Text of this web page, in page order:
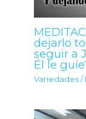
dejarlo
seguir a
Él le
Variedades /